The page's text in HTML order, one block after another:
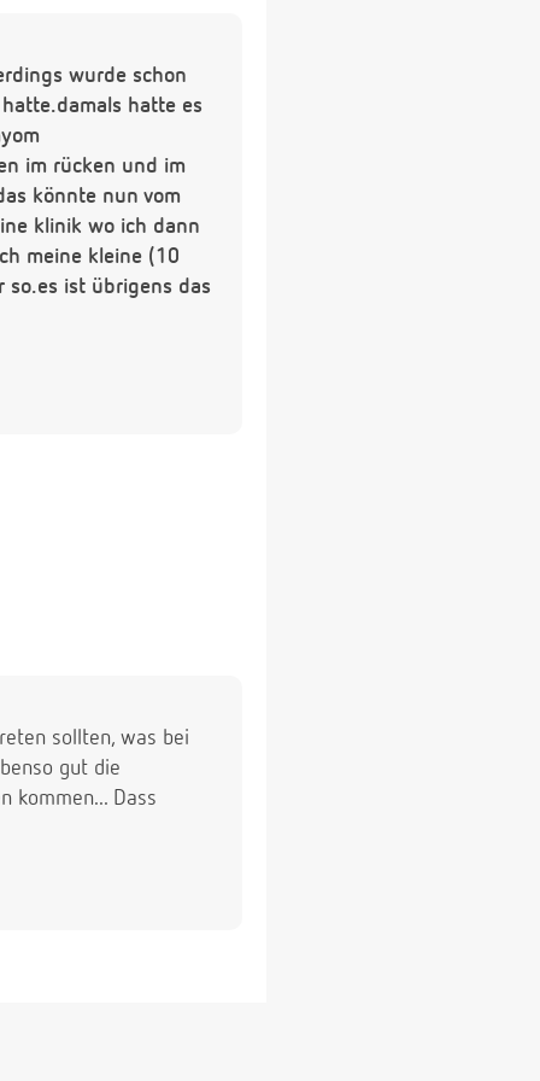
wurde schon
hatte es
im rücken und im
könnte nun vom
klinik wo ich dann
meine kleine (10
so.es ist übrigens das
sollten, was bei
gut die
kommen... Dass